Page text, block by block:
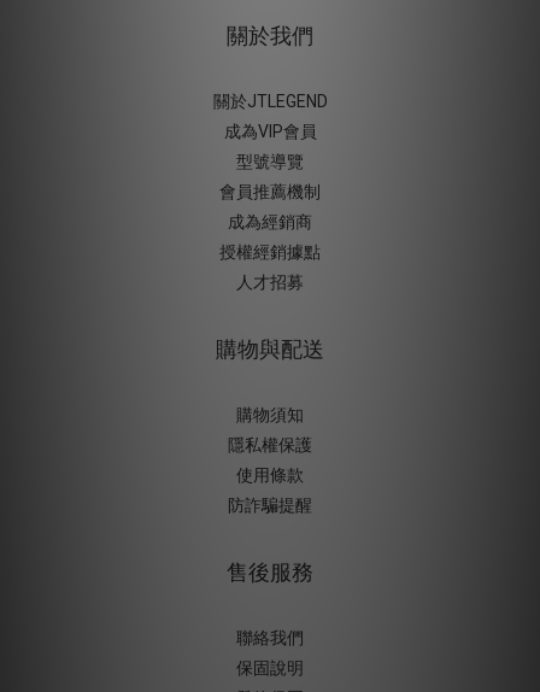
關於我們
關於JTLEGEND
成為VIP會員
型號導覽
會員推薦機制
成為經銷商
授權經銷據點
人才招募
購物與配送
購物須知
隱私權保護
使用條款
防詐騙提醒
售後服務
聯絡我們
保固說明